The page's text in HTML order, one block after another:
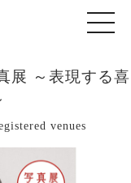
展 ～表現する喜
venues